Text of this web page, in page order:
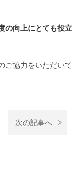
の向上にとても役立
ご協力をいただいて
次の記事へ